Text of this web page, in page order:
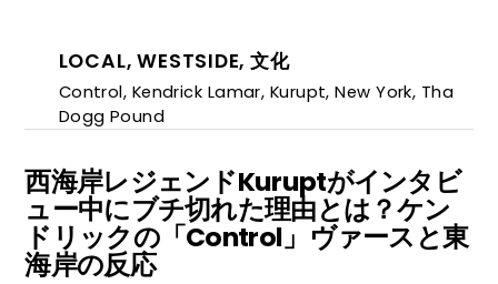
LOCAL,WESTSIDE,文化
Control, Kendrick Lamar, Kurupt,New York, Tha
Dogg Pound
西海岸レジェンドKuruptがインタビ
ュー中にブチ切れた理由とは？ケン
ドリックの「Control」ヴァースと東
海岸の反応